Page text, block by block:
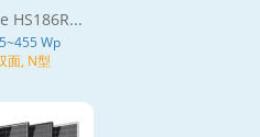
HS186R...
Wp
面, N型